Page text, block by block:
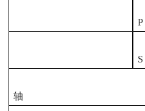
P
S
轴